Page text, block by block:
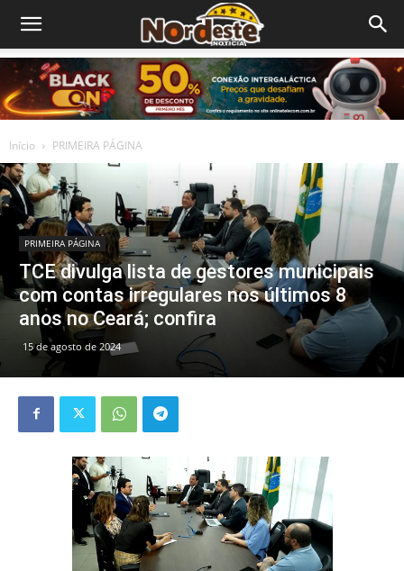
Início PRIMEIRA PÁGINA
PRIMEIRA PÁGINA
TCE divulga lista de gestores municipais
com contas irregulares nos últimos 8
anos no Ceará; confira
15 de agosto de 2024